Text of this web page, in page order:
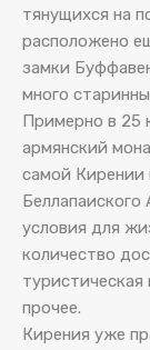
тянущихся на
расположено
замки
много
Примерно в 25
армянский
самой Кирении
условия для
количество
прочее.
Кирения уже